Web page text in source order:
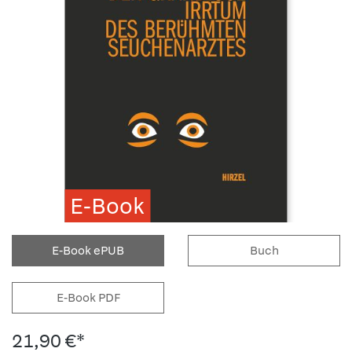
E-Book
E-Book ePUB Buch
E-Book PDF
21,90 €*